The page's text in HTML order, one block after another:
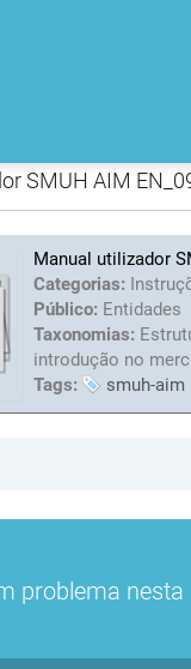
SMUH AIM
Manual utilizador
Categorias:
Público: Entidades
Taxonomias:
introdução no
Tags:
smuh-aim
problema nesta